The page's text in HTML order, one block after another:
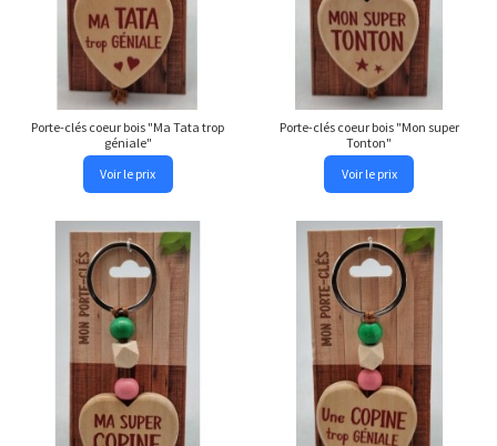
Porte-clés coeur bois "Ma Tata trop
géniale"
Voir le prix
Porte-clés coeur bois "Mon super
Tonton"
Voir le prix